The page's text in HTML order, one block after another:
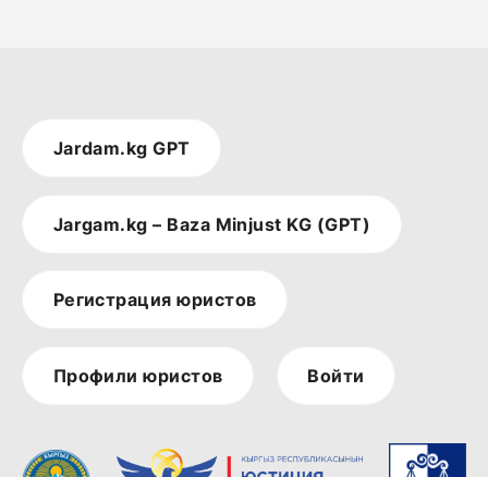
Jardam.kg GPT
Jargam.kg – Baza Minjust KG (GPT)
Регистрация юристов
Профили юристов Войти